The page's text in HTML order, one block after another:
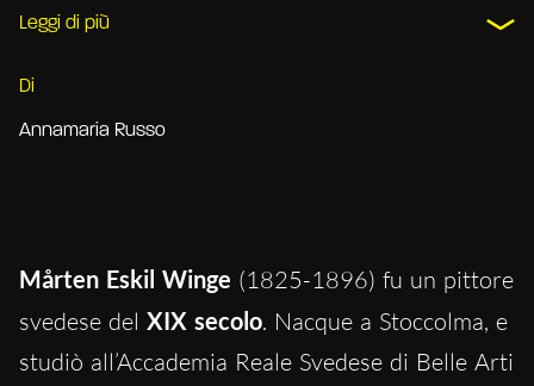
Leggi di più
Di
Annamaria Russo
Mårten Eskil Winge (1825-1896) fu un pittore
svedese del XIX secolo. Nacque a Stoccolma, e
studiò all’Accademia Reale Svedese di Belle Arti